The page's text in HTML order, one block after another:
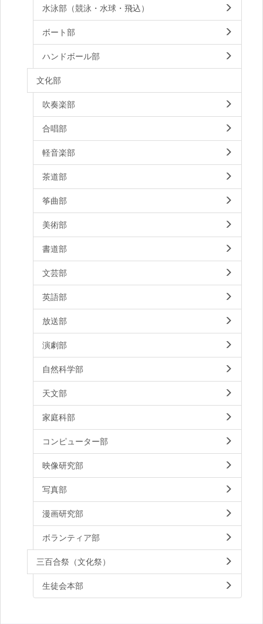
水泳部（競泳・水球・飛込）
ボート部
ハンドボール部
文化部
吹奏楽部
合唱部
軽音楽部
茶道部
筝曲部
美術部
書道部
文芸部
英語部
放送部
演劇部
自然科学部
天文部
家庭科部
コンピューター部
映像研究部
写真部
漫画研究部
ボランティア部
三百合祭（文化祭）
生徒会本部